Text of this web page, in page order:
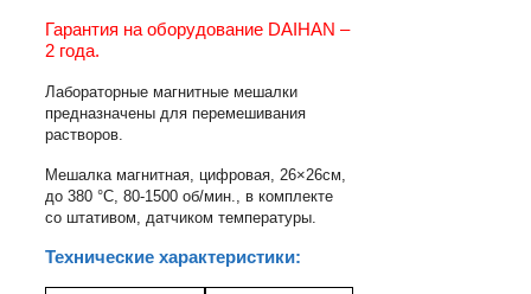
Гарантия на оборудование DAIHAN –
2 года.
Лабораторные магнитные мешалки
предназначены для перемешивания
растворов.
Мешалка магнитная, цифровая, 26×26см,
до 380 °С, 80-1500 об/мин., в комплекте
со штативом, датчиком температуры.
Технические характеристики: